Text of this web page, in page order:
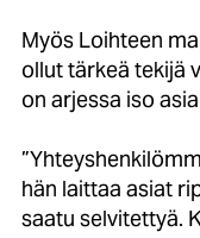
Myös Loihteen
ollut tärkeä tekijä
on arjessa iso
hän laittaa asiat
saatu selvitettyä.